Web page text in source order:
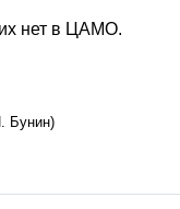
их нет в ЦАМО.
Бунин)